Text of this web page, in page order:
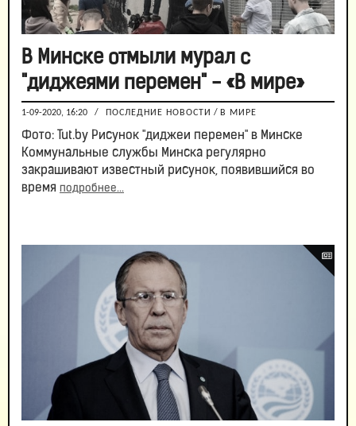
В Минске отмыли мурал с
"диджеями перемен" - «В мире»
1-09-2020, 16:20 / ПОСЛЕДНИЕ НОВОСТИ / В МИРЕ
Фото: Tut.by Рисунок "диджеи перемен" в Минске
Коммунальные службы Минска регулярно
закрашивают известный рисунок, появившийся во
время подробнее...